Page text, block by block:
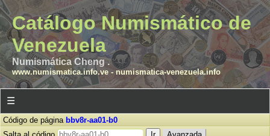
Catálogo Numismático de
Venezuela
Numismática Cheng .
www.numismatica.info.ve- numismatica-venezuela.info
☰
Código de página bbv8r-aa01-b0